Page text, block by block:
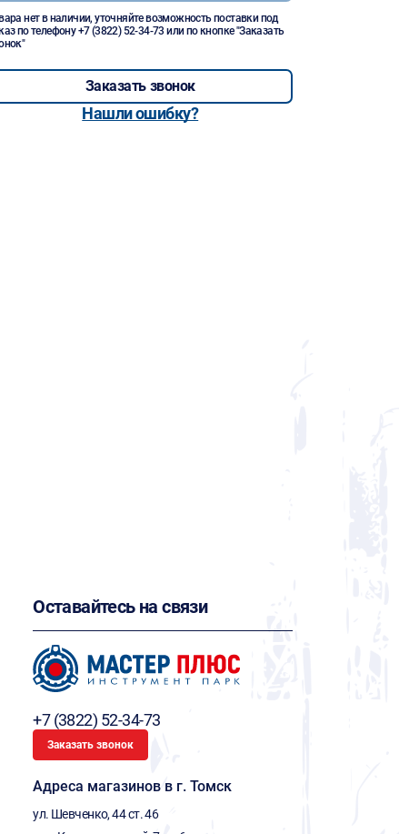
нет в наличии, уточняйте возможность поставки под
по телефону+7 (3822) 52-34-73 или по кнопке "Заказать
Заказать звонок
Нашли ошибку?
Оставайтесь на связи
+7 (3822) 52-34-73
Заказать звонок
Адреса магазинов в г. Томск
ул. Шевченко, 44 ст. 46